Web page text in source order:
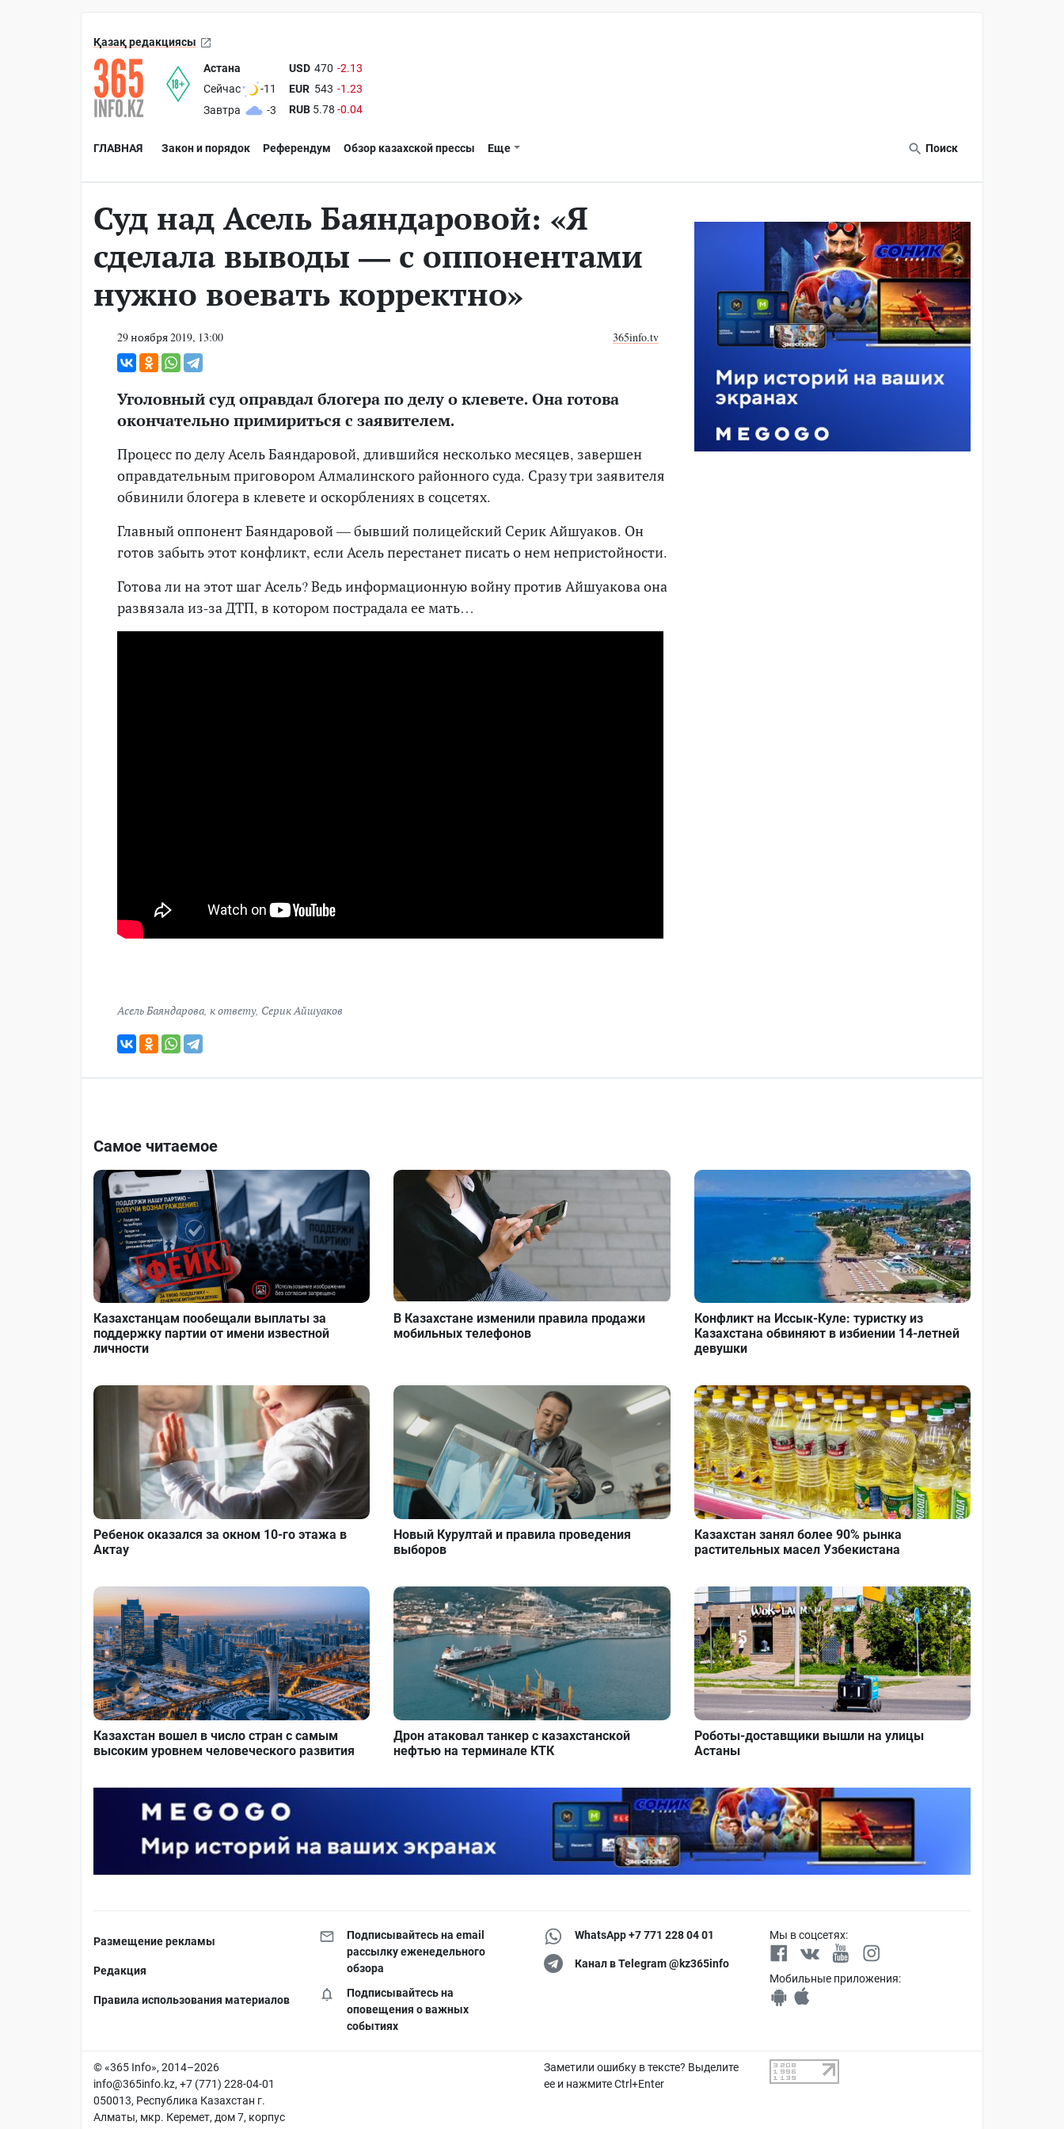
Қазақ редакциясы
Астана
Сейчас
-11
Завтра
-3
USD 470 -2.13
EUR 543 -1.23
RUB 5.78 -0.04
ГЛАВНАЯ Закон и порядок Референдум Обзор казахской прессы Еще Поиск
Суд над Асель Баяндаровой: «Я
сделала выводы — с оппонентами
нужно воевать корректно»
29 ноября 2019, 13:00 365info.tv
Уголовный суд оправдал блогера по делу о клевете. Она готова
окончательно примириться с заявителем.
Процесс по делу Асель Баяндаровой, длившийся несколько месяцев, завершен
оправдательным приговором Алмалинского районного суда. Сразу три заявителя
обвинили блогера в клевете и оскорблениях в соцсетях.
Главный оппонент Баяндаровой — бывший полицейский Серик Айшуаков. Он
готов забыть этот конфликт, если Асель перестанет писать о нем непристойности.
Готова ли на этот шаг Асель? Ведь информационную войну против Айшуакова она
развязала из-за ДТП, в котором пострадала ее мать…
Асель Баяндарова к ответу, Серик Айшуаков
Самое читаемое
Казахстанцам пообещали выплаты за
поддержку партии от имени известной
личности
В Казахстане изменили правила продажи
мобильных телефонов
Конфликт на Иссык-Куле: туристку из
Казахстана обвиняют в избиении 14-летней
девушки
Ребенок оказался за окном 10-го этажа в
Актау
Новый Курултай и правила проведения
выборов
Казахстан занял более 90% рынка
растительных масел Узбекистана
Казахстан вошел в число стран с самым
высоким уровнем человеческого развития
Дрон атаковал танкер с казахстанской
нефтью на терминале КТК
Роботы-доставщики вышли на улицы
Астаны
Размещение рекламы
Редакция
Правила использования материалов
Подписывайтесь на email
рассылку еженедельного
обзора
Подписывайтесь на
оповещения о важных
событиях
WhatsApp +7 771 228 04 01
Канал в Telegram @kz365info
Мы в соцсетях:
Мобильные приложения:
© «365 Info», 2014–2026
info@365info.kz, +7 (771) 228-04-01
050013, Республика Казахстан г.
Алматы, мкр. Керемет, дом 7, корпус
Заметили ошибку в тексте? Выделите
ее и нажмите Ctrl+Enter